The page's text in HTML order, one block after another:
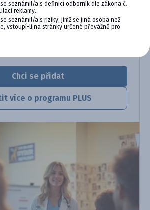
a služby
Chci se přidat
více o programu PLUS
se seznámil/a s definicí odborník dle zákona č.
reklamy.
seznámil/a s riziky, jimž se jiná osoba než
vstoupí-li na stránky určené převážně pro